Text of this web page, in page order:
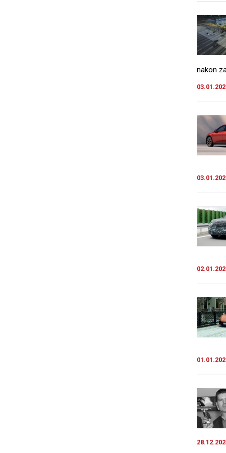
nakon